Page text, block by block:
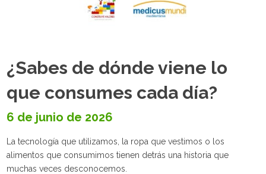
¿Sabes de dónde viene lo
que consumes cada día?
6 de junio de 2026
La tecnología que utilizamos, la ropa que vestimos o los
alimentos que consumimos tienen detrás una historia que
muchas veces desconocemos.